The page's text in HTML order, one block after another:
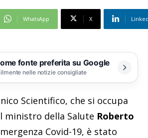
WhatsApp X
fonte preferita su Google
nelle notizie consigliate
Scientifico, che si occupa
ministro della Salute Roberto
Covid-19, è stato